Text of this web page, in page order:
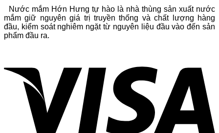
Nước mắm Hớn Hưng tự hào là nhà thùng sản xuất nước
mắm giữ nguyên giá trị truyền thống và chất lượng hàng
đầu, kiểm soát nghiêm ngặt từ nguyên liệu đầu vào đến sản
phẩm đầu ra.